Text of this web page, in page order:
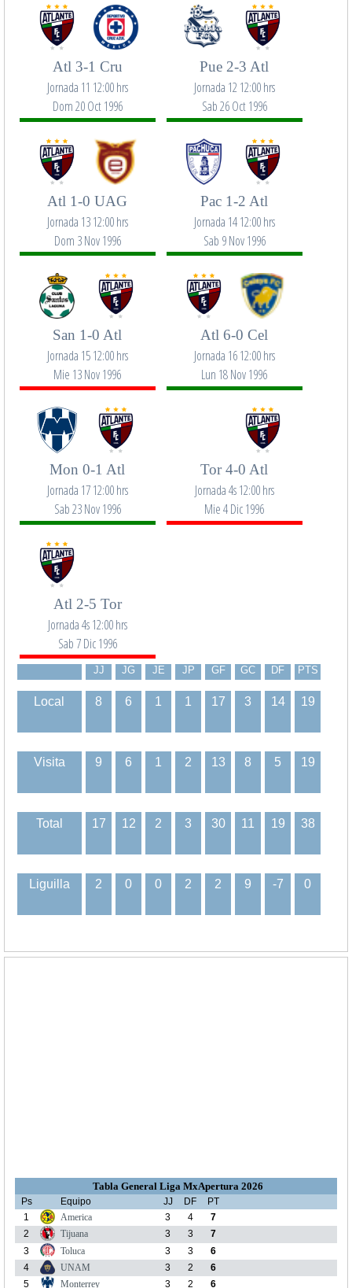
Atl 3-1 Cru
Jornada 11 12:00 hrs
Dom 20 Oct 1996
Pue 2-3 Atl
Jornada 12 12:00 hrs
Sab 26 Oct 1996
Atl 1-0 UAG
Jornada 13 12:00 hrs
Dom 3 Nov 1996
Pac 1-2 Atl
Jornada 14 12:00 hrs
Sab 9 Nov 1996
San 1-0 Atl
Jornada 15 12:00 hrs
Mie 13 Nov 1996
Atl 6-0 Cel
Jornada 16 12:00 hrs
Lun 18 Nov 1996
Mon 0-1 Atl
Jornada 17 12:00 hrs
Sab 23 Nov 1996
Tor 4-0 Atl
Jornada 4s 12:00 hrs
Mie 4 Dic 1996
Atl 2-5 Tor
Jornada 4s 12:00 hrs
Sab 7 Dic 1996
JJ JG JE JP GF GC DF PTS
Local 8 6 1 1 17 3 14 19
Visita 9 6 1 2 13 8 5 19
Total 17 12 2 3 30 11 19 38
Liguilla 2 0 0 2 2 9 -7 0
Tabla General Liga MxApertura 2026
Ps Equipo JJ DF
PT
1
America 3 4
7
2
Tijuana 3 3
7
3
Toluca 3 3
6
4
UNAM 3 2
6
5
Monterrey 3 2 6